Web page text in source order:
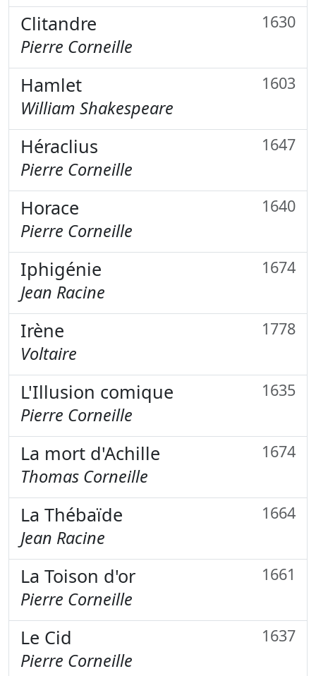
Clitandre 1630
Pierre Corneille
Hamlet 1603
William Shakespeare
Héraclius 1647
Pierre Corneille
Horace 1640
Pierre Corneille
Iphigénie 1674
Jean Racine
Irène 1778
Voltaire
L'Illusion comique 1635
Pierre Corneille
La mort d'Achille 1674
Thomas Corneille
La Thébaïde 1664
Jean Racine
La Toison d'or 1661
Pierre Corneille
Le Cid 1637
Pierre Corneille